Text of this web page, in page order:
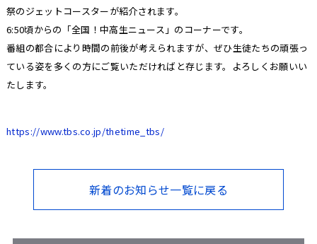
祭のジェットコースターが紹介されます。
6:50頃からの「全国！中高生ニュース」のコーナーです。
番組の都合により時間の前後が考えられますが、ぜひ生徒たちの頑張っ
ている姿を多くの方にご覧いただければと存じます。よろしくお願いい
たします。
https://www.tbs.co.jp/thetime_tbs/
新着のお知らせ一覧に戻る